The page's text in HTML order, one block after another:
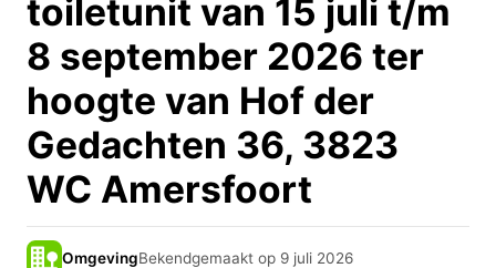
toiletunit van 15 juli t/m
8 september 2026 ter
hoogte van Hof der
Gedachten 36, 3823
WC Amersfoort
OmgevingBekendgemaakt op 9 juli 2026